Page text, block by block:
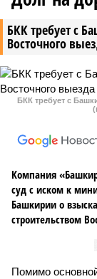
БКК требует с
Восточного
БКК требует с
Компания
суд с иском к
Башкирии о
строительством
Помимо